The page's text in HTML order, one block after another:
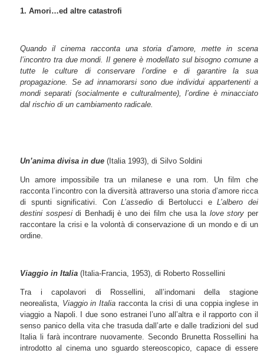
1. Amori…ed altre catastrofi
Quando il cinema racconta una storia d’amore, mette in scena
l’incontro tra due mondi. Il genere è modellato sul bisogno comune a
tutte le culture di conservare l’ordine e di garantire la sua
propagazione. Se ad innamorarsi sono due individui appartenenti a
mondi separati (socialmente e culturalmente), l’ordine è minacciato
dal rischio di un cambiamento radicale.
Un’anima divisa in due (Italia 1993), di Silvo Soldini
Un amore impossibile tra un milanese e una rom. Un film che
racconta l’incontro con la diversità attraverso una storia d’amore ricca
di spunti significativi. ConL’assedio di Bertolucci eL’albero dei
destini sospesidi Benhadij è uno dei film che usa la love story per
raccontare la crisi e la volontà di conservazione di un mondo e di un
ordine.
Viaggio in Italia (Italia-Francia, 1953), di Roberto Rossellini
Tra i capolavori di Rossellini, all’indomani della stagione
neorealista, Viaggio in Italia racconta la crisi di una coppia inglese in
viaggio a Napoli. I due sono estranei l’uno all’altra e il rapporto con il
senso panico della vita che trasuda dall’arte e dalle tradizioni del sud
Italia li farà incontrare nuovamente. Secondo Brunetta Rossellini ha
introdotto al cinema uno sguardo stereoscopico, capace di essere